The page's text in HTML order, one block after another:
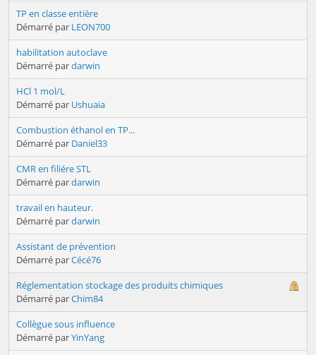
TP en classe entière
Démarré par LEON700
habilitation autoclave
Démarré pardarwin
HCl 1 mol/L
Démarré par Ushuaia
Combustion éthanol en TP...
Démarré par Daniel33
CMR en filiére STL
Démarré pardarwin
travail en hauteur.
Démarré pardarwin
Assistant de prévention
Démarré parCécé76
Réglementation stockage des produits chimiques
Démarré parChim84
Collègue sous influence
Démarré parYinYang